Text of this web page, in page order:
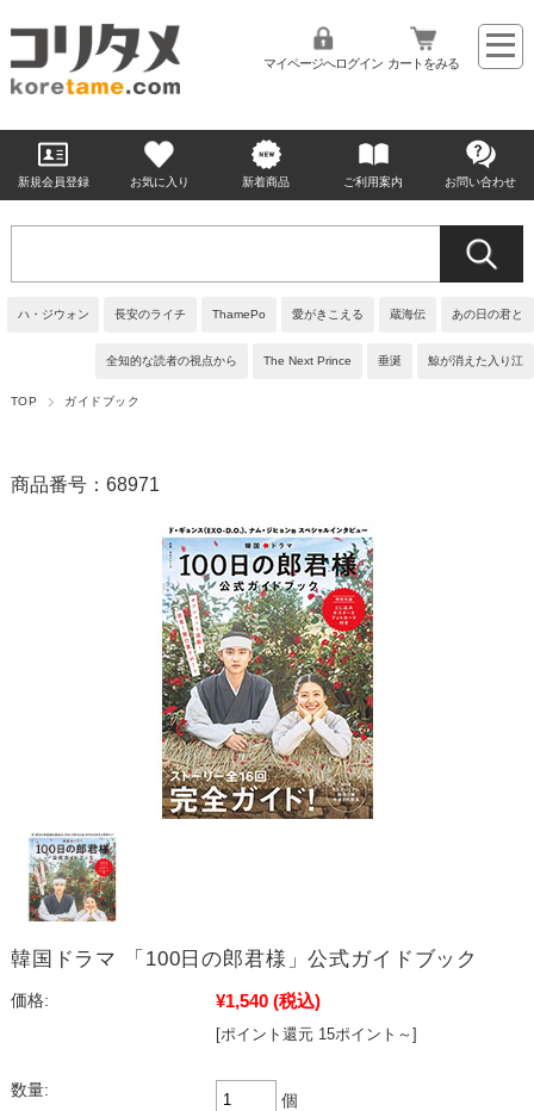
マイページへログイン カートをみる
新規会員登録 お気に入り 新着商品 ご利用案内 お問い合わせ
ハ・ジウォン 長安のライチ ThamePo 愛がきこえる 蔵海伝 あの日の君と
全知的な読者の視点から The Next Prince 垂涎 鯨が消えた入り江
TOP ガイドブック
商品番号：68971
韓国ドラマ 「100日の郎君様」公式ガイドブック
価格: ¥1,540 (税込)
[ポイント還元 15ポイント～]
数量:
個